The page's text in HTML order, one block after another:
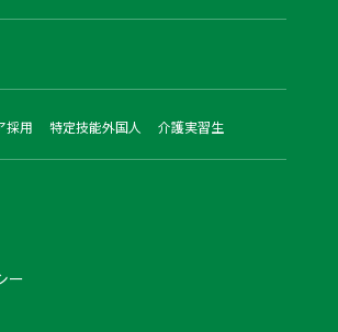
採用 特定技能外国人 介護実習生
ー